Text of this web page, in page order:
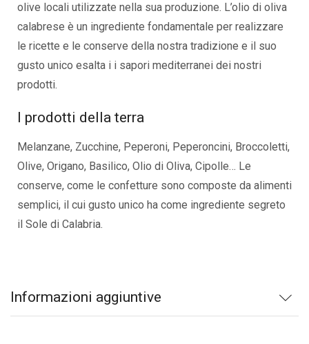
olive locali utilizzate nella sua produzione. L’olio di oliva
calabrese è un ingrediente fondamentale per realizzare
le ricette e le conserve della nostra tradizione e il suo
gusto unico esalta i i sapori mediterranei dei nostri
prodotti.
I prodotti della terra
Melanzane, Zucchine, Peperoni, Peperoncini, Broccoletti,
Olive, Origano, Basilico, Olio di Oliva, Cipolle… Le
conserve, come le confetture sono composte da alimenti
semplici, il cui gusto unico ha come ingrediente segreto
il Sole di Calabria.
Informazioni aggiuntive